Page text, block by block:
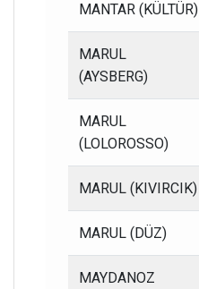
MANTAR (KÜLTÜR)
MARUL
(AYSBERG)
MARUL
(LOLOROSSO)
MARUL (KIVIRCIK)
MARUL (DÜZ)
MAYDANOZ